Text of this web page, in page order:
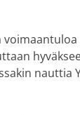
nauttia